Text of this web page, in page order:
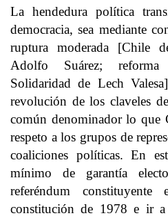
La hendedura política
democracia, sea mediante
ruptura moderada [Chile
Adolfo Suárez;
Solidaridad de Lech
revolución de los claveles
común denominador lo que
respeto a los grupos de
coaliciones políticas. En
mínimo de garantía
referéndum
constitución de 1978 e ir a